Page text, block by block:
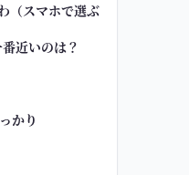
（スマホで選ぶ
近いのは？
かり